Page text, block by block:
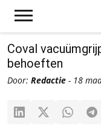
Coval
behoeften
Door: Redactie - 18